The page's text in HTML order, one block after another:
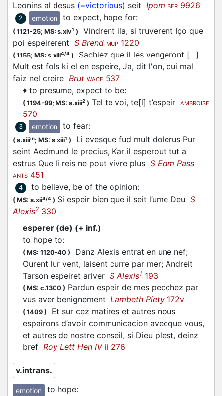
Leonins al desus (=victorious) seit Ipom BFR 9926
2 emotion to expect, hope for:
( 1121-25; MS: s.xiv1 )
Vindrent ila, si truverent Iço que
poi espeirerent S Brend MUP 1220
( 1155; MS: s.xiii4/4 )
Sachiez que il les vengeront [...].
Mult est fols ki el en espeire, Ja, dit l'on, cui mal
faiz nel creire Brut WACE 537
♦ to presume, expect to be:
( 1194-99; MS: s.xiii2 ) Tel te voi, te[l] t’espeir AMBROISE
570
3 emotion to fear:
( s.xiiiin; MS: s.xiii1 )
Li evesque fud mult dolerus Pur
seint Aedmund le precius, Kar il esperout tut a
estrus Que li reis ne pout vivre plus S Edm Pass
ANTS 451
4 to believe, be of the opinion:
( MS: s.xii4/4 ) Si espeir bien que il seit l’ume Deu S
Alexis2 330
esperer (de) (+ inf.)
to hope to:
( MS: 1120-40 )
Danz Alexis entrat en une nef;
Ourent lur vent, laisent curre par mer; Andreit
Tarson espeiret ariver S Alexis1 193
( MS: c.1300 ) Pardun espeir de mes pecchez par
vus aver benignement Lambeth Piety 172v
( 1409 )
Et sur cez matires et autres nous
espairons d’avoir communicacion avecque vous,
et autres de nostre conseil, si Dieu plest, deinz
bref Roy Lett Hen IVii 276
v.intrans.
emotion to hope: